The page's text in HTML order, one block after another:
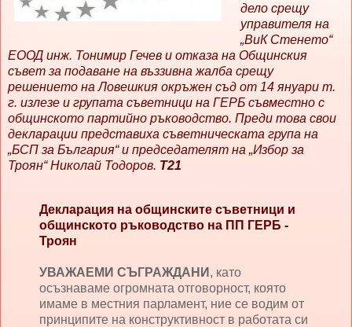
дело срещу
управителя на
„ВиК Стенето“
ЕООД инж. Тонимир Гечев и отказа на Общинския
съвет за подаване на въззивна жалба срещу
решението на Ловешкия окръжен съд от 14 януари т.
г. излезе и групата съветници на ГЕРБ съвместно с
общинското партийно ръководство. Преди това свои
декларации представиха съветническата група на
„БСП за България“ и председателят на „Избор за
Троян“ Николай Тодоров. Т21
Декларация на общинските съветници и
общинското ръководство на ПП ГЕРБ -
Троян
УВАЖАЕМИ СЪГРАЖДАНИ , като
осъзнаваме огромната отговорност, която
имаме в местния парламент, ние се водим от
принципите на конструктивност в работата си